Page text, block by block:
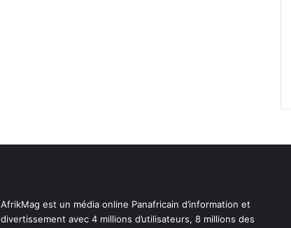
AfrikMag est un média online Panafricain d’information et
divertissement avec 4 millions d’utilisateurs, 8 millions des